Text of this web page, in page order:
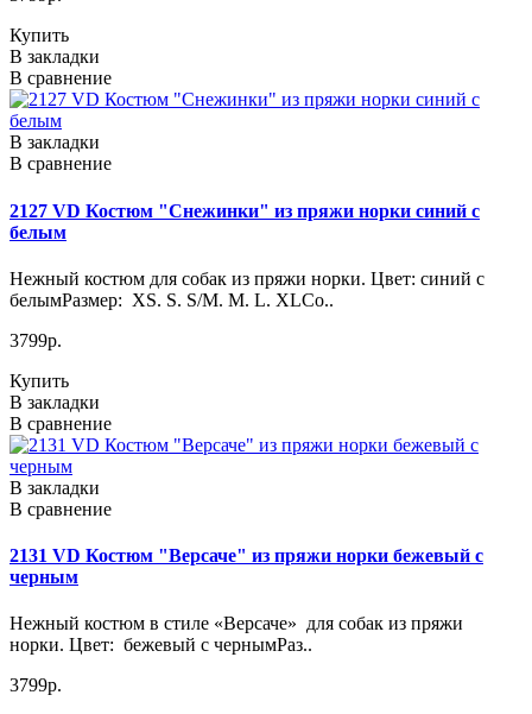
Купить
В закладки
В сравнение
В закладки
В сравнение
2127 VD Костюм "Снежинки" из пряжи норки синий с
белым
Нежный костюм для собак из пряжи норки. Цвет: синий с
белымРазмер: XS. S. S/M. M. L. XLСо..
3799р.
Купить
В закладки
В сравнение
В закладки
В сравнение
2131 VD Костюм "Версаче" из пряжи норки бежевый с
черным
Нежный костюм в стиле «Версаче» для собак из пряжи
норки. Цвет: бежевый с чернымРаз..
3799р.